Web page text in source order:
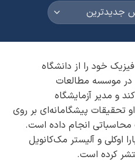
خود را از دانشگاه
در موسسه مطالعات
و مدیر آزمایشگاه
پیشگامانه‌ای بر روی
انجام داده است.
اوکلی و آلیستر مک‌کانویل
کرده است.